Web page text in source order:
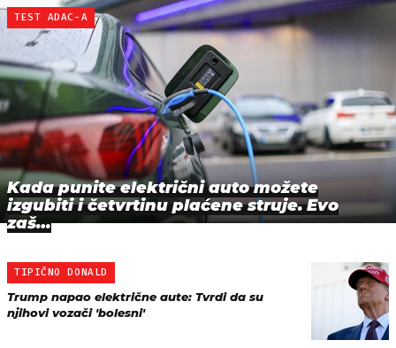
TEST ADAC-A
Kada punite električni auto možete
izgubiti i četvrtinu plaćene struje. Evo
zaš…
TIPIČNO DONALD
Trump napao električne aute: Tvrdi da su
njihovi vozači 'bolesni'